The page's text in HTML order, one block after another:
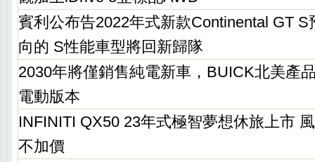
賓利公布告2022年式新款Continental GT
向的 S性能車型將回新歸隊
2030年將僅銷售純電新車，BUICK北美產
電動版本
INFINITI QX50 23年式極智夢想休旅上市
不加價